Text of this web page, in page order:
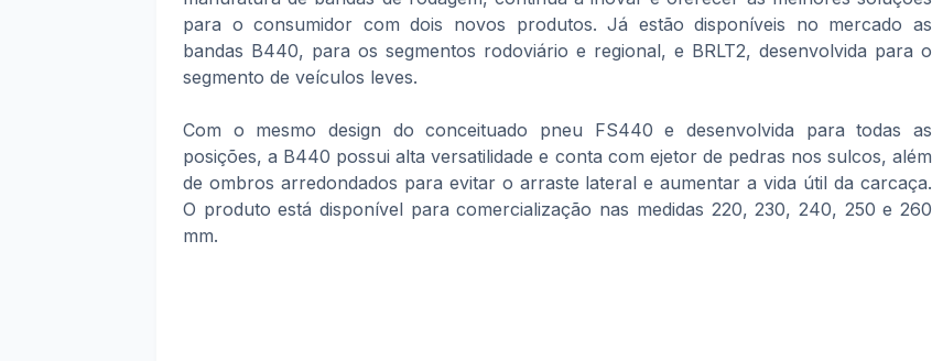
para o consumidor com dois novos produtos. Já estão disponíveis no mercado as
bandas B440, para os segmentos rodoviário e regional, e BRLT2, desenvolvida para o
segmento de veículos leves.
Com o mesmo design do conceituado pneu FS440 e desenvolvida para todas as
posições, a B440 possui alta versatilidade e conta com ejetor de pedras nos sulcos, além
de ombros arredondados para evitar o arraste lateral e aumentar a vida útil da carcaça.
O produto está disponível para comercialização nas medidas 220, 230, 240, 250 e 260
mm.